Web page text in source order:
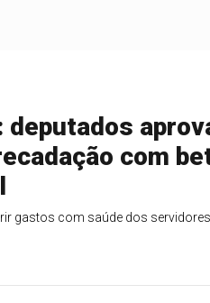
com
gastos com saúde dos